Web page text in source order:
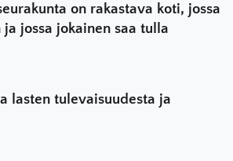
on rakastava koti, jossa
jossa jokainen saa tulla
lasten tulevaisuudesta ja